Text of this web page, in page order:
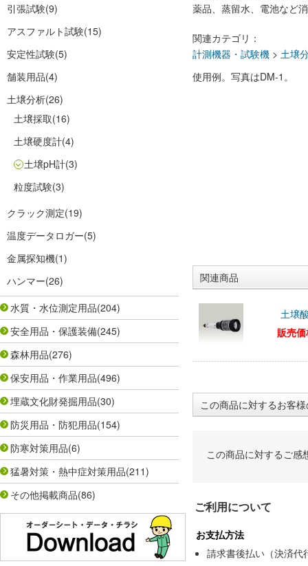
引張試験(9)
アスファルト試験(15)
安定性試験(5)
舗装用品(4)
土壌分析(26)
土壌採取(16)
土壌硬度計(4)
土壌pH計(3)
粒度試験(3)
クラック測定(19)
温度データロガー(5)
金属探知機(1)
ハンマー(26)
水質・水位測定用品(204)
安全用品・保護装備(245)
森林用品(276)
保安用品・作業用品(496)
埋蔵文化財発掘用品(30)
防災用品・防犯用品(154)
防寒対策用品(6)
猛暑対策・熱中症対策用品(211)
その他掲載商品(86)
薬品、蒸留水、電池など
関連カテゴリ：
計測機器・試験機 > 土壌
使用例。写真はDM-1。
関連商品
土壌
販売
この商品に対するお客
この商品に対するご感
ご利用について
お支払方法
請求書後払い（決済代